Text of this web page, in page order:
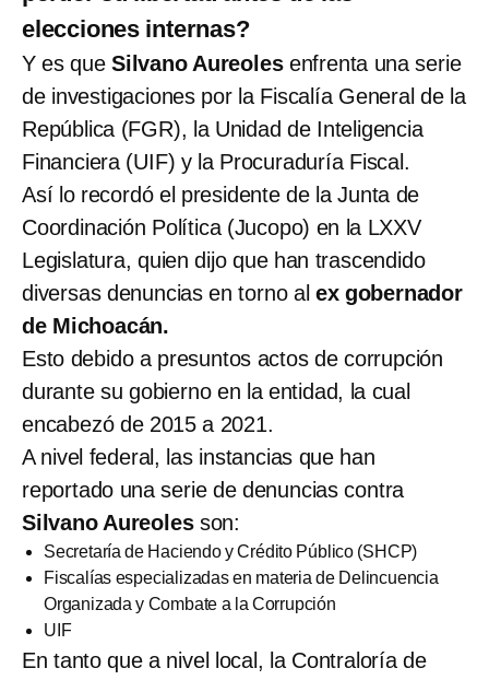
elecciones internas?
Y es que Silvano Aureolesenfrenta una serie
de investigaciones por la Fiscalía General de la
República (FGR), la Unidad de Inteligencia
Financiera (UIF) y la Procuraduría Fiscal.
Así lo recordó el presidente de la Junta de
Coordinación Política (Jucopo) en la LXXV
Legislatura, quien dijo que han trascendido
diversas denuncias en torno al ex gobernador
de Michoacán.
Esto debido a presuntos actos de corrupción
durante su gobierno en la entidad, la cual
encabezó de 2015 a 2021.
A nivel federal, las instancias que han
reportado una serie de denuncias contra
Silvano Aureoles son:
Secretaría de Haciendo y Crédito Público (SHCP)
Fiscalías especializadas en materia de Delincuencia
Organizada y Combate a la Corrupción
UIF
En tanto que a nivel local, la Contraloría de